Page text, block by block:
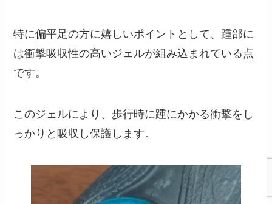
特に偏平足の方に嬉しいポイントとして、踵部に
は衝撃吸収性の高いジェルが組み込まれている点
です。
このジェルにより、歩行時に踵にかかる衝撃をし
っかりと吸収し保護します。